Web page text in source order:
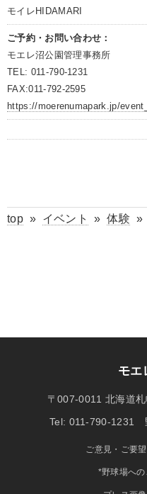
モイレHIDAMARI
ご予約・お問い合わせ：
モエレ沼公園管理事務所
TEL: 011-790-1231
FAX:011-792-2595
https://moerenumapark.jp/
top» イベント »体験 »
モエ
〒007-0011 北海道
Tel: 011-790-1231
ご意見・ご要
*野球場へ